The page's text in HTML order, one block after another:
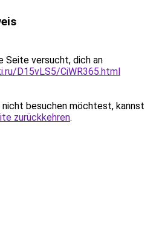
Seite versucht, dich an
D15vLS5/CiWR365.html
besuchen möchtest, kannst
zurückkehren.